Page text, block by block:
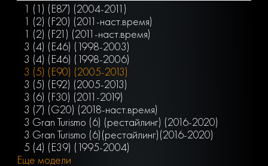
1 (1) (E87) (2004-2011)
1 (2) (F20) (2011-наст.время)
1 (2) (F21) (2011-наст.время)
3 (4) (E46) (1998-2003)
3 (4) (E46) (1998-2006)
3 (5) (E90) (2005-2013)
3 (5) (E92) (2005-2013)
3 (6) (F30) (2011-2019)
3 (7) (G20) (2018-наст.время)
3 Gran Turismo (6) (рестайлинг) (2016-2020)
3 Gran Turismo (6)(рестайлинг)(2016-2020)
5 (4) (E39) (1995-2004)
Еще модели